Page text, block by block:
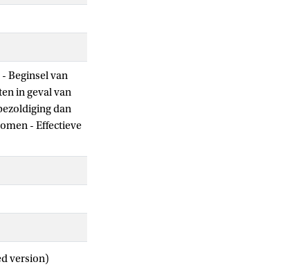
Beginsel van
in geval van
dan
- Effectieve
version)